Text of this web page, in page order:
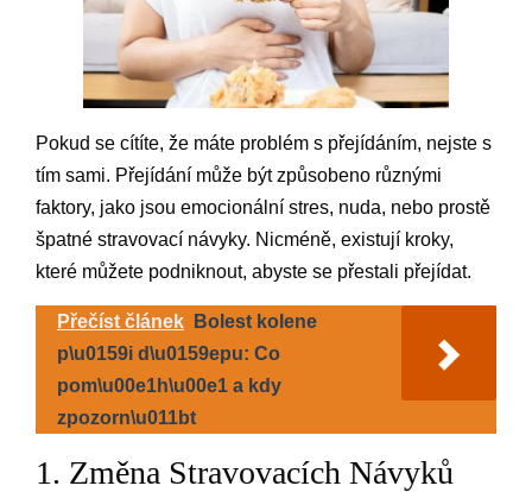
Pokud se cítíte, že máte problém s přejídáním, nejste s
tím sami. Přejídání může být způsobeno různými
faktory, jako jsou emocionální stres, nuda, nebo prostě
špatné stravovací návyky. Nicméně, existují kroky,
které můžete podniknout, abyste se přestali přejídat.
Přečíst článek
Bolest kolene
p\u0159i d\u0159epu: Co
pom\u00e1h\u00e1 a kdy
zpozorn\u011bt
1. Změna Stravovacích Návyků